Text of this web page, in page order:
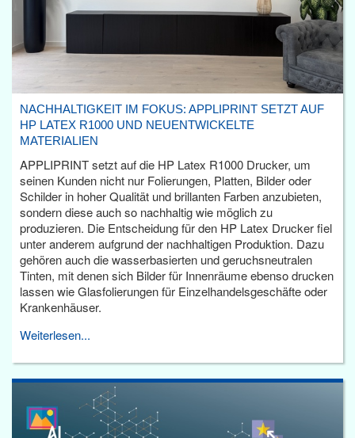
NACHHALTIGKEIT IM FOKUS: APPLIPRINT SETZT AUF
HP LATEX R1000 UND NEUENTWICKELTE
MATERIALIEN
APPLIPRINT setzt auf die HP Latex R1000 Drucker, um
seinen Kunden nicht nur Folierungen, Platten, Bilder oder
Schilder in hoher Qualität und brillanten Farben anzubieten,
sondern diese auch so nachhaltig wie möglich zu
produzieren. Die Entscheidung für den HP Latex Drucker fiel
unter anderem aufgrund der nachhaltigen Produktion. Dazu
gehören auch die wasserbasierten und geruchsneutralen
Tinten, mit denen sich Bilder für Innenräume ebenso drucken
lassen wie Glasfolierungen für Einzelhandelsgeschäfte oder
Krankenhäuser.
Weiterlesen...